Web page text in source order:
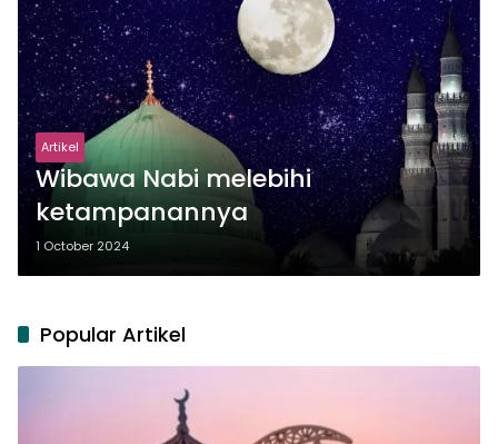
Artikel
Wibawa Nabi melebihi
ketampanannya
1 October 2024
Popular Artikel